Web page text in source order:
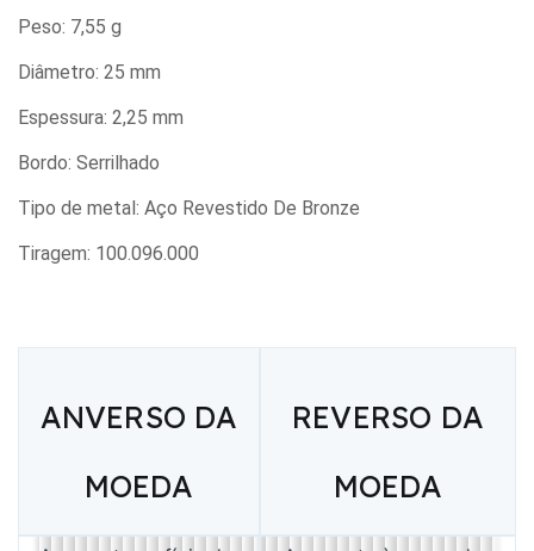
Peso: 7,55 g
Diâmetro: 25 mm
Espessura: 2,25 mm
Bordo: Serrilhado
Tipo de metal: Aço Revestido De Bronze
Tiragem: 100.096.000
ANVERSO DA
MOEDA
REVERSO DA
MOEDA